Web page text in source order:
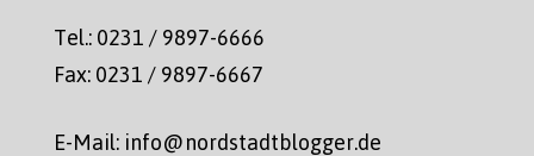
Tel.: 0231 / 9897-6666
Fax: 0231 / 9897-6667
E-Mail: info@nordstadtblogger.de